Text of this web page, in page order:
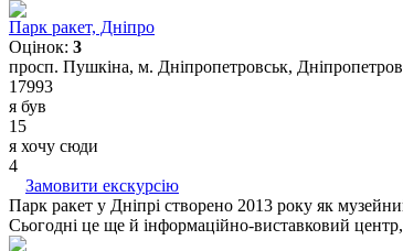
Парк ракет, Дніпро
Оцінок: 3
просп. Пушкіна, м. Дніпропетровськ,
17993
я був
15
я хочу сюди
4
Замовити екскурсію
Парк ракет у Дніпрі створено 2013 року як
Сьогодні це ще й інформаційно-виставковий центр,